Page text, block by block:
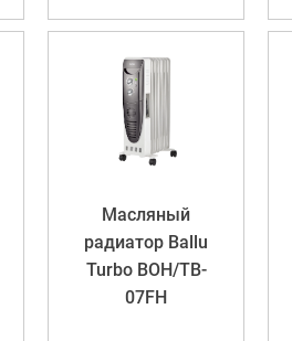
Масляный
радиатор Ballu
Turbo BOH/TB-
07FH